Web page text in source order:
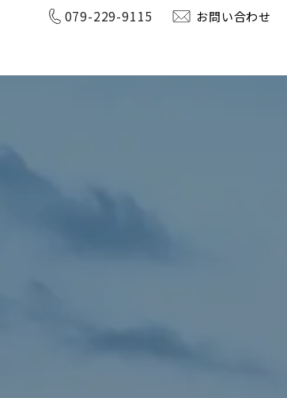
079-229-9115 お問い合わせ